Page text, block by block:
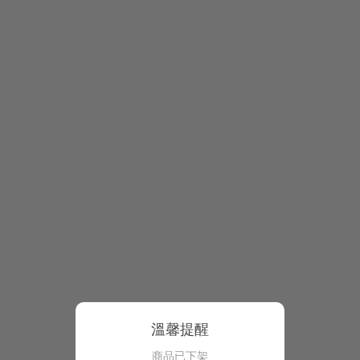
溫馨提醒
商品已下架